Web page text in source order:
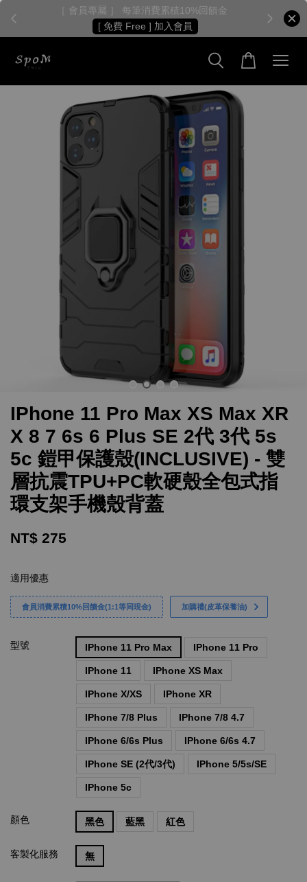
［ 會員專屬 ］ 每筆消費累積10%回饋金
[ 免費 Free ] 加入會員
IPhone 11 Pro Max XS Max XR
X 8 7 6s 6 Plus SE 2代 3代 5s
5c 鎧甲保護殼(INCLUSIVE) - 雙
層抗震TPU+PC軟硬殼全包式指
環支架手機殼背蓋
NT$ 275
適用優惠
會員消費累積10%回饋金(1:1等同現金) 加購禮(皮革保養油)
型號 IPhone 11 Pro Max IPhone 11 Pro
IPhone 11 IPhone XS Max
IPhone X/XS IPhone XR
IPhone 7/8 Plus IPhone 7/8 4.7
IPhone 6/6s Plus IPhone 6/6s 4.7
IPhone SE (2代/3代) IPhone 5/5s/SE
IPhone 5c
顏色 黑色 藍黑 紅色
客製化服務 無